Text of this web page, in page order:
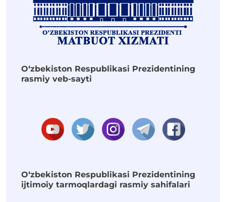
O‘zbekiston Respublikasi Prezidentining
rasmiy veb-sayti
O‘zbekiston Respublikasi Prezidentining
ijtimoiy tarmoqlardagi rasmiy sahifalari